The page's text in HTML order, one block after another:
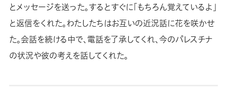
とメッセージを送った。するとすぐに「もちろん覚えているよ」
と返信をくれた。わたしたちはお互いの近況話に花を咲かせ
た。会話を続ける中で、電話を了承してくれ、今のパレスチナ
の状況や彼の考えを話してくれた。